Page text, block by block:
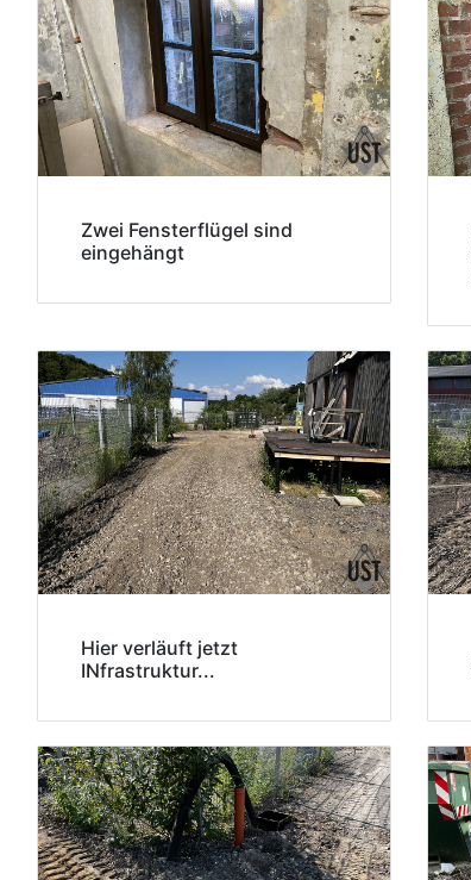
Zwei Fensterflügel sind
eingehängt
Hier verläuft jetzt
INfrastruktur...